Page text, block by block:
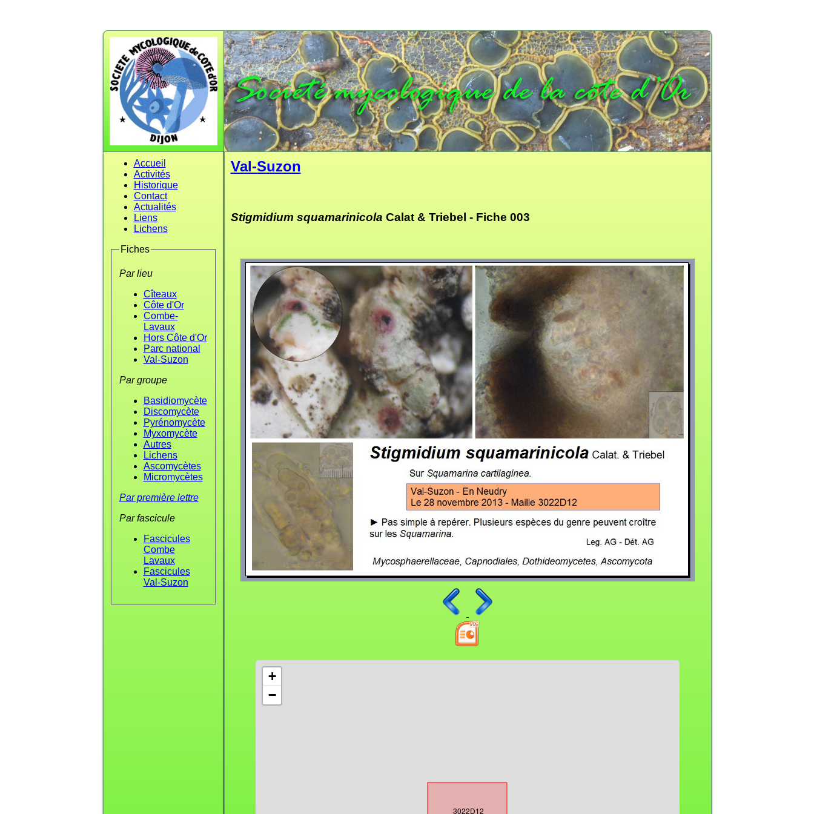
Accueil
Activités
Historique
Contact
Actualités
Liens
Lichens
Fiches
Par lieu
Cîteaux
Côte d'Or
Combe-
Lavaux
Hors Côte d'Or
Parc national
Val-Suzon
Par groupe
Basidiomycète
Discomycète
Pyrénomycète
Myxomycète
Autres
Lichens
Ascomycètes
Micromycètes
Par première lettre
Par fascicule
Fascicules
Combe
Lavaux
Fascicules
Val-Suzon
Val-Suzon
Stigmidium squamarinicola Calat & Triebel - Fiche 003
3022D12
+
−